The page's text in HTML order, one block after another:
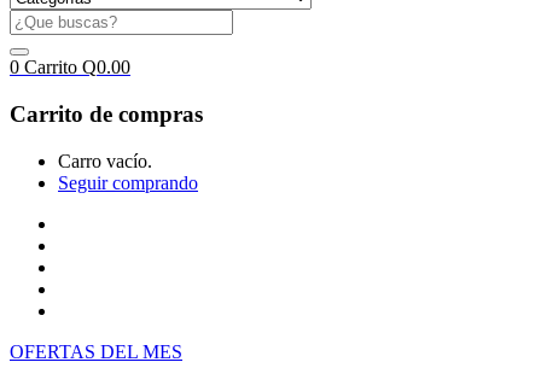
0 Carrito Q0.00
Carrito de compras
Carro vacío.
Seguir comprando
OFERTAS DEL MES